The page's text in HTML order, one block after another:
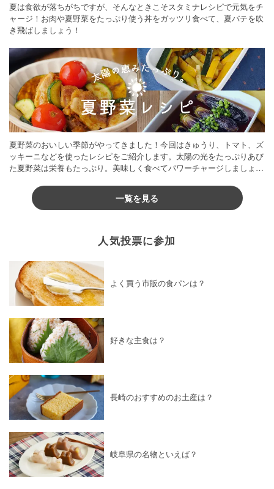
夏は食欲が落ちがちですが、そんなときこそスタミナレシピで元気をチ
ャージ！お肉や夏野菜をたっぷり使う丼をガッツリ食べて、夏バテを吹
き飛ばしましょう！
夏野菜のおいしい季節がやってきました！今回はきゅうり、トマト、ズ
ッキーニなどを使ったレシピをご紹介します。太陽の光をたっぷりあび
た夏野菜は栄養もたっぷり。美味しく食べてパワーチャージしましょう
一覧を見る
人気投票に参加
よく買う市販の食パンは？
好きな主食は？
長崎のおすすめのお土産は？
岐阜県の名物といえば？